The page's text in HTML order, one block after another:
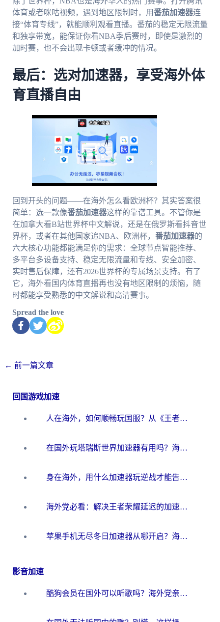
体育或者咪咕视频，遇到地区限制时，用番茄加速器连
接“体育专线”，就能顺利观看直播。番茄的稳定无限流量
和独享带宽，能保证你看NBA季后赛时，即使是激烈的
加时赛，也不会出现卡顿或者缓冲的情况。
最后：选对加速器，享受海外体
育直播自由
回到开头的问题——在海外怎么看欧洲杯？其实答案很
简单：选一款像番茄加速器这样的靠谱工具。不管你是
在加拿大看B站世界杯中文解说，还是在俄罗斯看抖音世
界杯，或者在其他国家追NBA、欧洲杯， 番茄加速器的
六大核心功能都能满足你的需求：全球节点智能推荐、
多平台多设备支持、稳定无限流量和专线、安全加密、
实时售后保障，还有2026世界杯的专属场景支持。有了
它，海外看国内体育直播再也没有地区限制的烦恼，随
时都能享受熟悉的中文解说和高清赛事。
Spread the love
← 前一篇文章
回国游戏加速
人在海外，如何顺畅玩国服？从《王者荣耀》到《云图计划》的加速器终极指南
在国外玩塔瑞斯世界加速器有用吗？海外玩家亲测后的真实答案
身在海外，用什么加速器玩逆战才能告别延迟？
海外党必看：解决王者荣耀延迟的加速器终极指南——从EVE到猫和老鼠，一个工具全搞定
苹果手机无尽冬日加速器从哪开启？海外玩家的冬日生存指南
影音加速
酷狗会员在国外可以听歌吗？海外党亲测有效：3步解决音乐权限难题